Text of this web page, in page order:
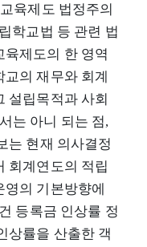
육제도 법정주의
학교법 등 관련 법
제도의 한 영역
의 재무와 회계
설립목적과 사회
는 아니 되는 점,
는 현재 의사결정
회계연도의 적립
의 기본방향에
등록금 인상률 정
상률을 산출한 객